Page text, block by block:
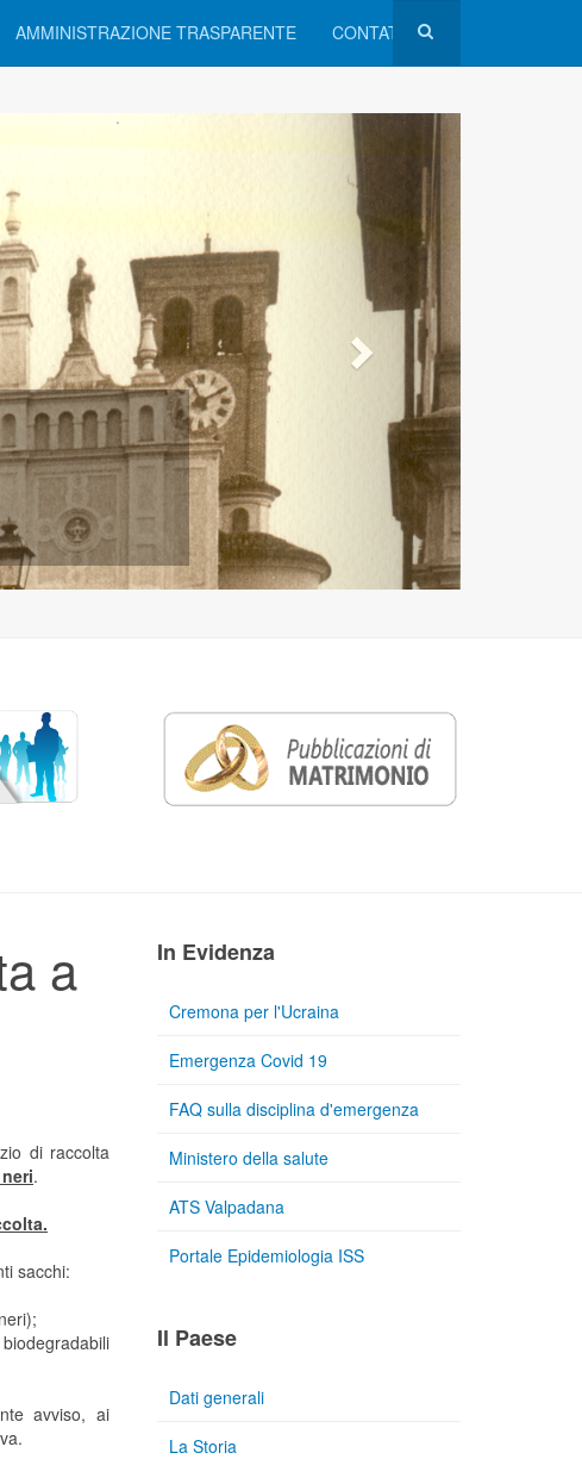
AMMINISTRAZIONE TRASPARENTE CONTATTI
a
di raccolta
.
sacchi:
avviso, ai
In Evidenza
Cremona per l'Ucraina
Emergenza Covid 19
FAQ sulla disciplina d'emergenza
Ministero della salute
ATS Valpadana
Portale Epidemiologia ISS
Il Paese
Dati generali
La Storia